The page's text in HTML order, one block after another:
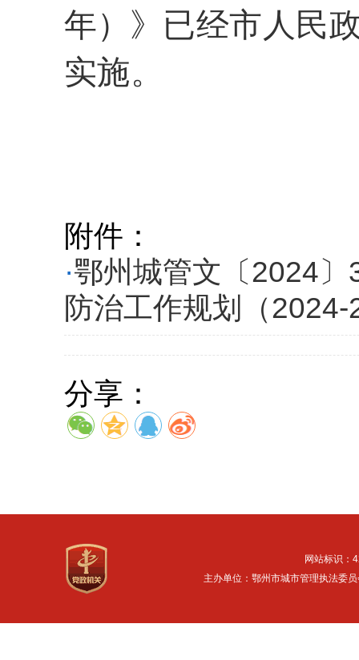
年）》 已经市人民
实施。
附件：
·鄂州城管文〔2024
防治工作规划（
分享：
网站标识：
主办单位：鄂州市城市管理执法委